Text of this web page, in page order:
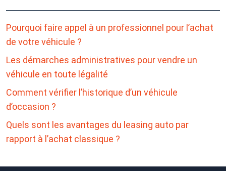
Pourquoi faire appel à un professionnel pour l’achat
de votre véhicule ?
Les démarches administratives pour vendre un
véhicule en toute légalité
Comment vérifier l’historique d’un véhicule
d’occasion ?
Quels sont les avantages du leasing auto par
rapport à l’achat classique ?